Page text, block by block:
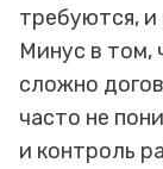
требуются,
Минус в том,
сложно
часто не
и контроль